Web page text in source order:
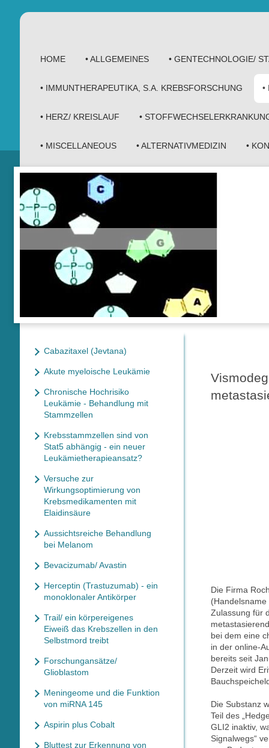
HOME • ALLGEMEINES • GENTECHNOLOGIE/
• IMMUNTHERAPEUTIKA, S.A. KREBSFORSCHUNG •
• HERZ/ KREISLAUF •
• MISCELLANEOUS • ALTERNATIVMEDIZIN •
Die Firma
Zulassung für
bei dem eine
in der online-
bereits seit
Derzeit wird
Die Substanz
Teil des
GLI2 inaktiv,
Signalwegs“
Cabazitaxel (Jevtana)
Akute myeloische Leukämie
Chronische Hochrisiko
Leukämie - Behandlung mit
Stammzellen
Krebsstammzellen sind von
Stat5 abhängig - ein neuer
Leukämietherapieansatz?
Versuche zur
Wirkungsoptimierung von
Krebsmedikamenten mit
Elaidinsäure
Aussichtsreiche Behandlung
bei Melanom
Bevacizumab/ Avastin
Herceptin (Trastuzumab) - ein
monoklonaler Antikörper
Trail/ ein körpereigenes
Eiweiß das Krebszellen in den
Selbstmord treibt
Forschungansätze/
Glioblastom
Meningeome und die Funktion
von miRNA 145
Aspirin plus Cobalt
Bluttest zur Erkennung von